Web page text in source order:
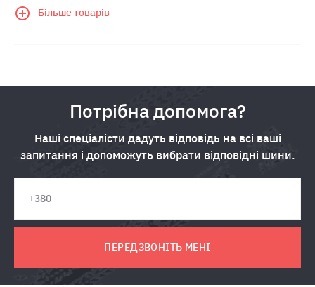
Більше товарів
Потрібна допомога?
Наші спеціалісти дадуть відповідь на всі ваші
запитання і допоможуть вибрати відповідні шини.
ПЕРЕДЗВОНІТЬ МЕНІ